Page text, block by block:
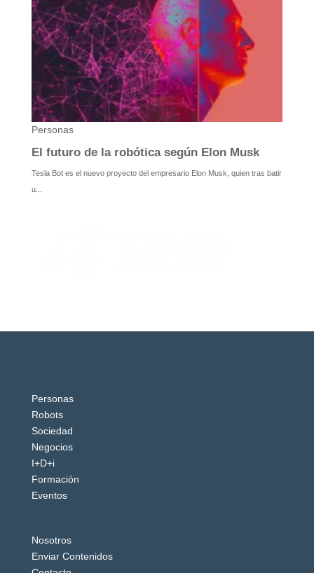
Personas
Robots
Sociedad
Negocios
I+D+i
Formación
Eventos
Nosotros
Enviar Contenidos